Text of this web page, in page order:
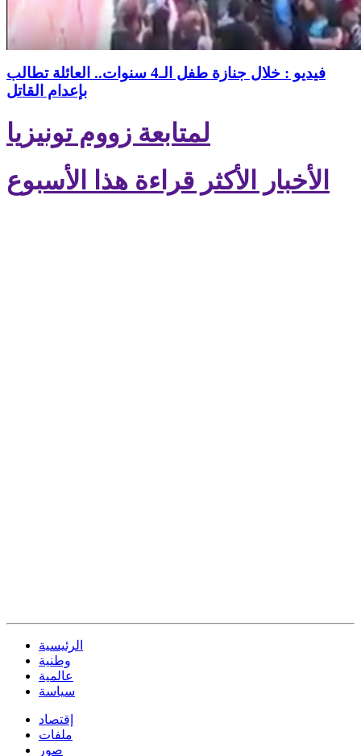
فيديو : خلال جنازة طفل الـ4 سنوات.. العائلة تطالب
بإعدام القاتل
لمتابعة زووم تونيزيا
الأخبار الأكثر قراءة هذا الأسبوع
الرئيسية
وطنية
عالمية
سياسة
إقتصاد
ملفات
صور